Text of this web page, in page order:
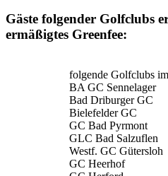
Gäste folgender Golfclubs
ermäßigtes Greenfee:
folgende Golfclubs
BA GC Sennelager
Bad Driburger GC
Bielefelder GC
GC Bad Pyrmont
GLC Bad Salzuflen
Westf. GC Gütersloh
GC Heerhof